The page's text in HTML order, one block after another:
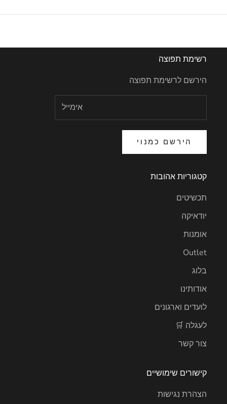
רשימת תפוצה
הירשם לרשימת תפוצה
הירשם כמנוי
קטגוריות אהובות
תכשיטים
יודאיקה
אומנות
Outlet
בלוג
אודותינו
לועדים וארגונים
לעגלה 🛒
צור קשר
קישורים שימושיים
הצהרת נגישות